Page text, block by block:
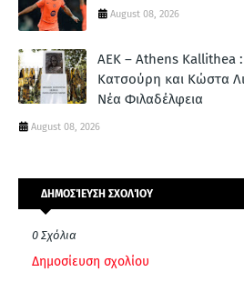
August 08, 2026
ΑΕΚ – Athens Kallithea
Κατσούρη και Κώστα
Νέα Φιλαδέλφεια
August 08, 2026
ΔΗΜΟΣΊΕΥΣΗ ΣΧΟΛΊΟΥ
0 Σχόλια
Δημοσίευση σχολίου